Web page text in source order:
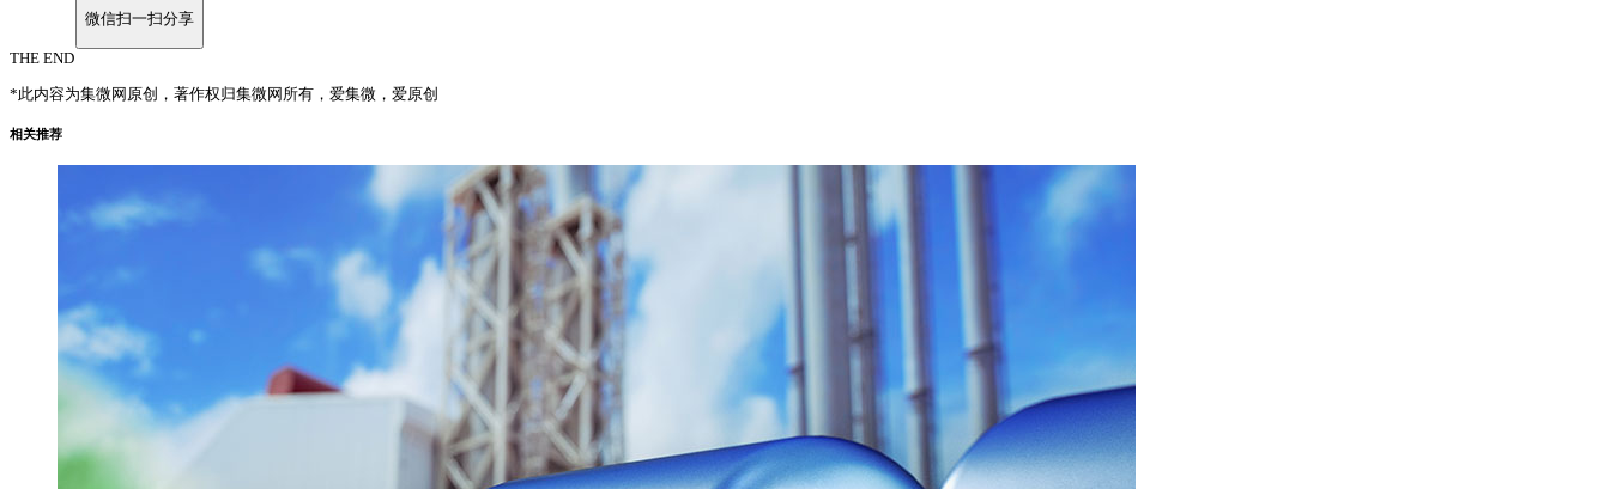
微信扫一扫分享
THE END
*此内容为集微网原创，著作权归集微网所有，爱集微，爱原创
相关推荐